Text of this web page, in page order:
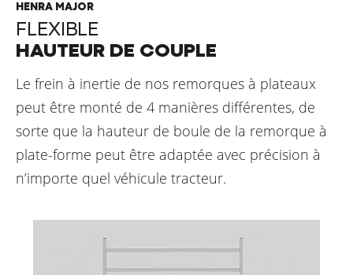
HENRA MAJOR
FLEXIBLE
HAUTEUR DE COUPLE
Le frein à inertie de nos remorques à plateaux
peut être monté de 4 manières différentes, de
sorte que la hauteur de boule de la remorque à
plate-forme peut être adaptée avec précision à
n’importe quel véhicule tracteur.